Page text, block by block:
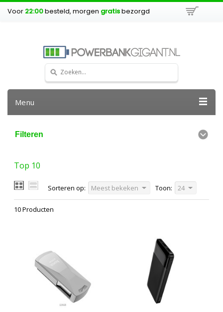
Voor 22:00besteld, morgen gratisbezorgd
Menu
Filteren
Top 10
Sorteren op: Meest bekeken Toon: 24
10 Producten